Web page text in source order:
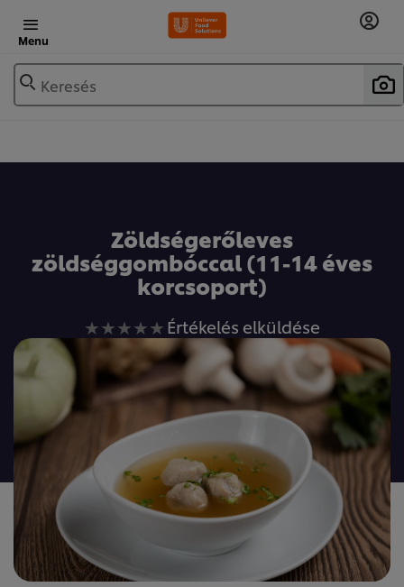
Menu
Keresés
Zöldségerőleves
zöldséggombóccal (11-14 éves
korcsoport)
Nem
küldtek
be
értékelést
ehhez
a(z)
recipe
elemhez
Értékelés elküldése